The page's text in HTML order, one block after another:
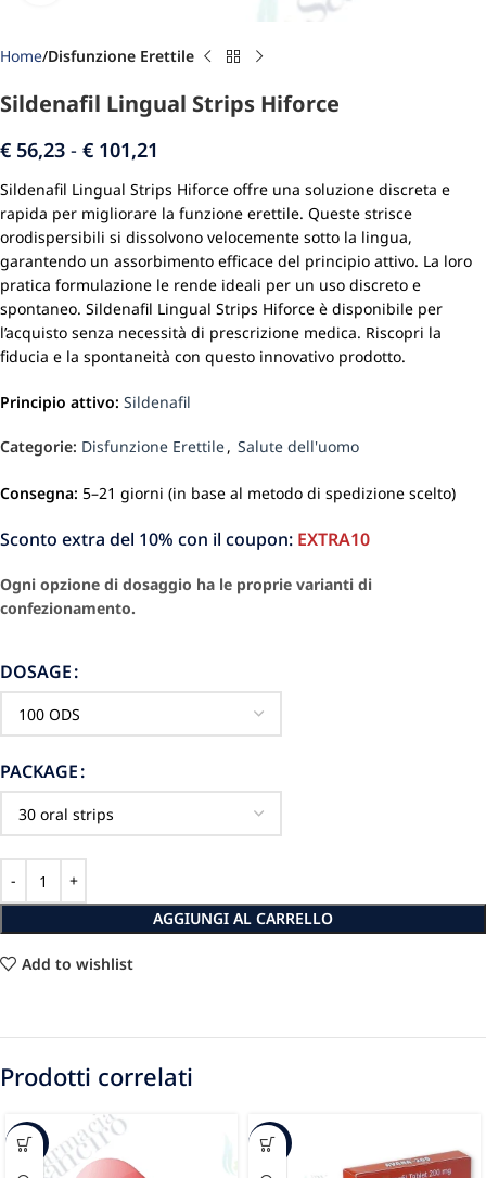
Home Disfunzione Erettile
Sildenafil Lingual Strips Hiforce
€ 56,23 - € 101,21
Sildenafil Lingual Strips Hiforce offre una soluzione discreta e
rapida per migliorare la funzione erettile. Queste strisce
orodispersibili si dissolvono velocemente sotto la lingua,
garantendo un assorbimento efficace del principio attivo. La loro
pratica formulazione le rende ideali per un uso discreto e
spontaneo. Sildenafil Lingual Strips Hiforce è disponibile per
l’acquisto senza necessità di prescrizione medica. Riscopri la
fiducia e la spontaneità con questo innovativo prodotto.
Principio attivo: Sildenafil
Categorie: Disfunzione Erettile, Salute dell'uomo
Consegna: 5–21 giorni (in base al metodo di spedizione scelto)
Sconto extra del 10% con il coupon: EXTRA10
Ogni opzione di dosaggio ha le proprie varianti di
confezionamento.
DOSAGE
PACKAGE
AGGIUNGI AL CARRELLO
Add to wishlist
Prodotti correlati
-22% -4%